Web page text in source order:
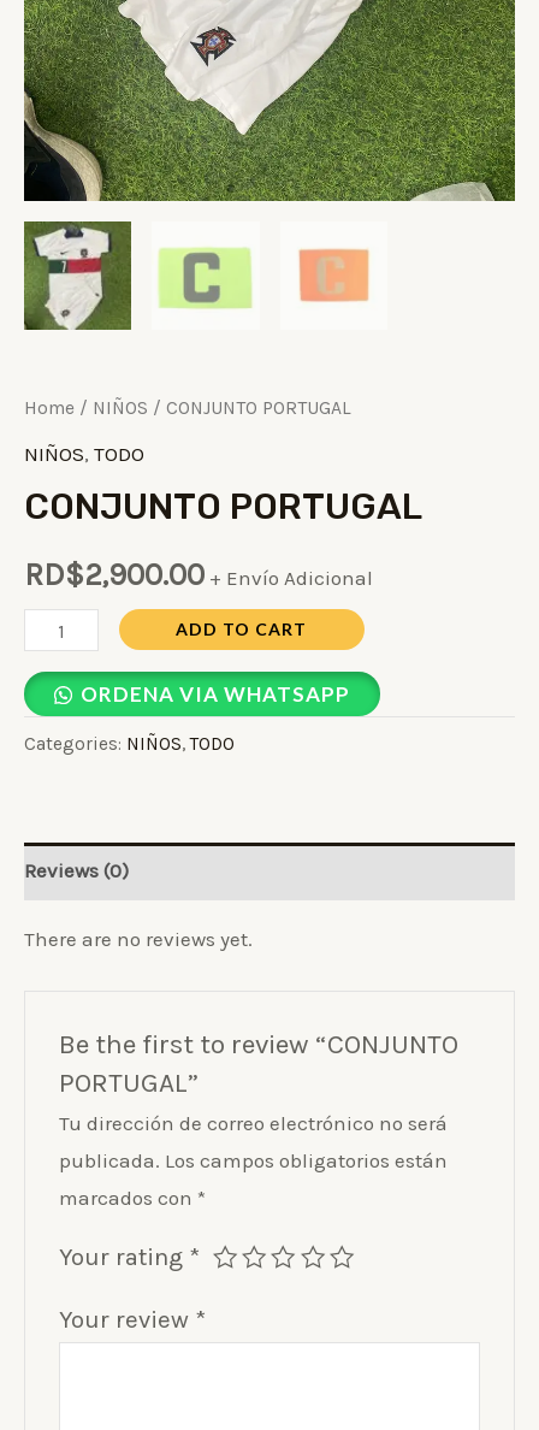
Home / NIÑOS / CONJUNTO PORTUGAL
NIÑOS, TODO
CONJUNTO PORTUGAL
RD$2,900.00 + Envío Adicional
ADD TO CART
ORDENA VIA WHATSAPP
Categories: NIÑOS,TODO
Reviews (0)
There are no reviews yet.
Be the first to review “CONJUNTO
PORTUGAL”
Tu dirección de correo electrónico no será
publicada. Los campos obligatorios están
marcados con *
Your rating *
Your review *